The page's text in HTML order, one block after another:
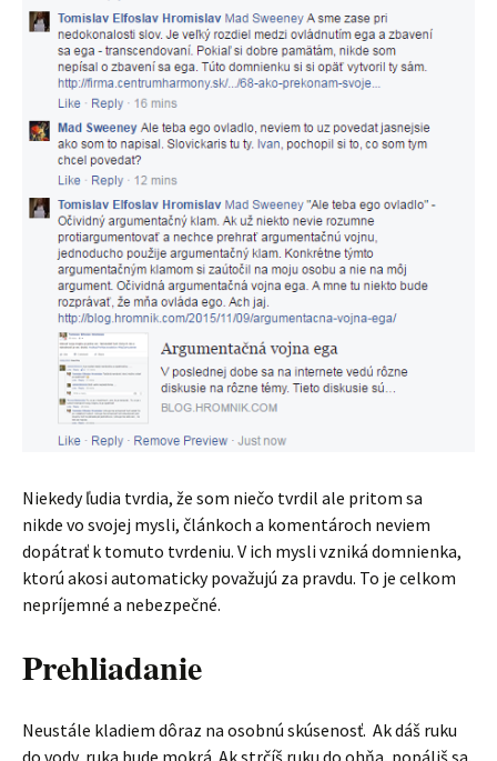
Niekedy ľudia tvrdia, že som niečo tvrdil ale pritom sa
nikde vo svojej mysli, článkoch a komentároch neviem
dopátrať k tomuto tvrdeniu. V ich mysli vzniká domnienka,
ktorú akosi automaticky považujú za pravdu. To je celkom
nepríjemné a nebezpečné.
Prehliadanie
Neustále kladiem dôraz na osobnú skúsenosť. Ak dáš ruku